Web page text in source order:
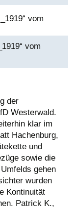
vom
der
Westerwald.
klar im
Hachenburg,
und
sowie die
gehen
wurden
Kontinuität
Patrick K.,